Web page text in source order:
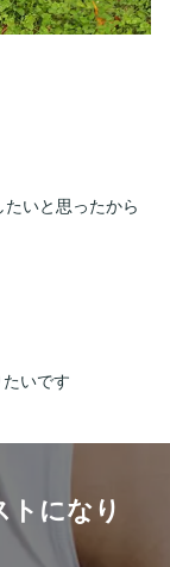
いと思ったから
いです
になり